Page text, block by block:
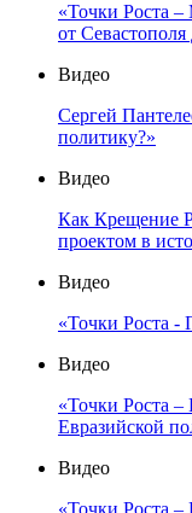
«Точки Роста
от
Видео
Сергей
политику?»
Видео
Как Крещение
проектом в
Видео
«Точки Роста
Видео
«Точки Роста
Евразийской
Видео